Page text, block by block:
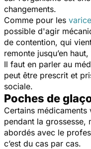
changements.
Comme pour les
possible d'agir
de contention, qui
remonte jusqu’en
Il faut en parler au
peut être prescrit et
sociale.
Poches de
Certains
pendant la grossesse,
abordés avec le
c’est du cas par cas.